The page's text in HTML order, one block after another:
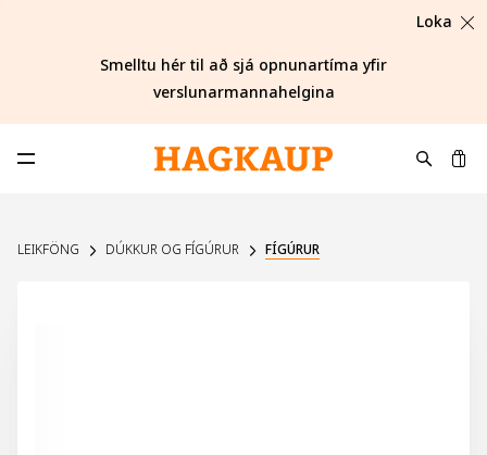
Loka
Smelltu hér til að sjá opnunartíma yfir
verslunarmannahelgina
Opna aðalvalmynd
LEIKFÖNG DÚKKUR OG FÍGÚRUR FÍGÚRUR